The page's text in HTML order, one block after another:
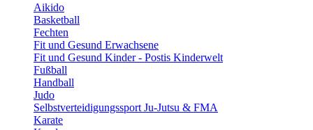
Aikido
Basketball
Fechten
Fit und Gesund Erwachsene
Fit und Gesund Kinder - Postis Kinderwelt
Fußball
Handball
Judo
Selbstverteidigungssport Ju-Jutsu & FMA
Karate